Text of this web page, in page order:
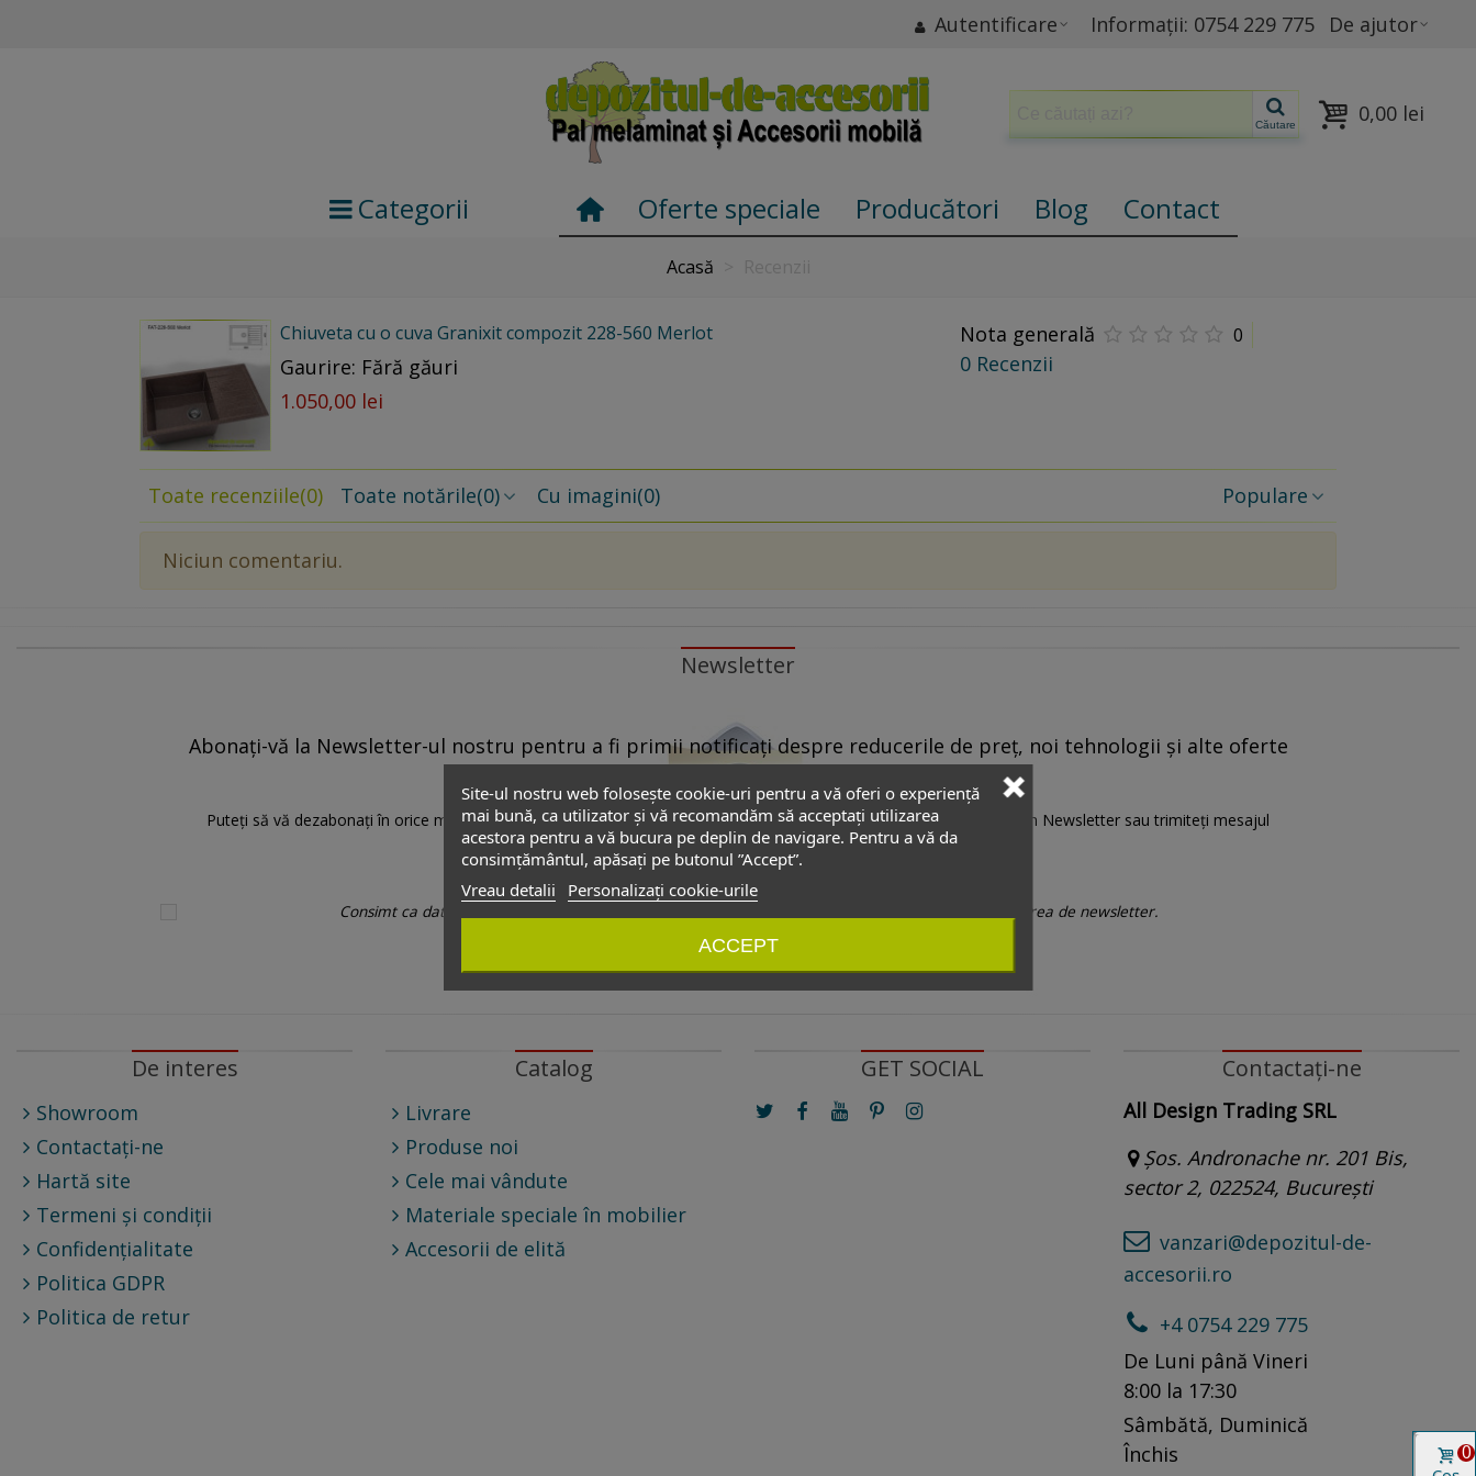
Autentificare Informații: 0754 229 775 De ajutor
Căutare 0,00 lei
Categorii Oferte speciale Producători Blog Contact
Acasă
Chiuveta cu o cuva Granixit compozit 228-560 Merlot
Gaurire: Fără găuri
1.050,00 lei
Nota generală 0
0 Recenzii
Toate recenziile(0) Toate notările(0) Cu imagini(0) Populare
Niciun comentariu.
Site-ul nostru web folosește cookie-uri pentru a vă oferi o experiență
mai bună, ca utilizator și vă recomandăm să acceptați utilizarea
acestora pentru a vă bucura pe deplin de navigare. Pentru a vă da
consimțământul, apăsați pe butonul ”Accept”.
Vreau detalii
Personalizați cookie-urile
ACCEPT
Newsletter
Abonați-vă la Newsletter-ul nostru pentru a fi primii notificați despre reducerile de preț, noi tehnologii și alte oferte
Puteți să vă dezabonați în orice moment. Pentru aceasta este suficient să dați ”click” pe oricare link ”Dezabonare” din Newsletter sau trimiteți mesajul
”dezabonare” din formularul de contact.
Consimt ca datele personale introduse în acest formular să poată fi folosite exclusiv pentru trimiterea de newsletter.
De interes
Showroom
Contactați-ne
Hartă site
Termeni și condiții
Confidențialitate
Politica GDPR
Politica de retur
Catalog
Livrare
Produse noi
Cele mai vândute
Materiale speciale în mobilier
Accesorii de elită
GET SOCIAL Contactați-ne
All Design Trading SRL
Șos. Andronache nr. 201 Bis,
sector 2, 022524, București
vanzari@depozitul-de-
accesorii.ro
+4 0754 229 775
De Luni până Vineri
8:00 la 17:30
Sâmbătă, Duminică
Închis
0